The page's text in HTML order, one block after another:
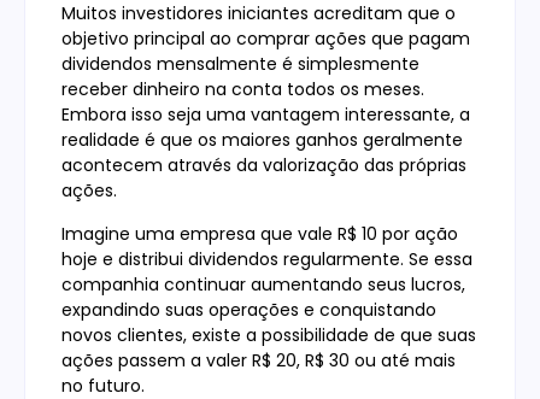
Muitos investidores iniciantes acreditam que o
objetivo principal ao comprar ações que pagam
dividendos mensalmente é simplesmente
receber dinheiro na conta todos os meses.
Embora isso seja uma vantagem interessante, a
realidade é que os maiores ganhos geralmente
acontecem através da valorização das próprias
ações.
Imagine uma empresa que vale R$ 10 por ação
hoje e distribui dividendos regularmente. Se essa
companhia continuar aumentando seus lucros,
expandindo suas operações e conquistando
novos clientes, existe a possibilidade de que suas
ações passem a valer R$ 20, R$ 30 ou até mais
no futuro.